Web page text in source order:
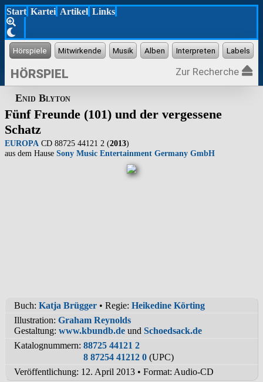
Start Kartei Artikel Links
HÖRSPIEL Zur Recherche
Enid Blyton
Fünf Freunde (101) und der vergessene
Schatz
EUROPA CD 88725 44121 2 (2013)
aus dem Hause Sony Music Entertainment Germany GmbH
Buch: Katja Brügger • Regie: Heikedine Körting
Illustration: Graham Reynolds
Gestaltung: www.kbundb.de und Schoedsack.de
Katalognummern: 88725 44121 2
8 87254 41212 0 (UPC)
Veröffentlichung: 12. April 2013 • Format: Audio-CD